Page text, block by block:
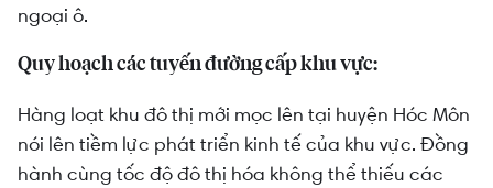
ngoại ô.
Quy hoạch các tuyến đường cấp khu vực:
Hàng loạt khu đô thị mới mọc lên tại huyện Hóc Môn
nói lên tiềm lực phát triển kinh tế của khu vực. Đồng
hành cùng tốc độ đô thị hóa không thể thiếu các